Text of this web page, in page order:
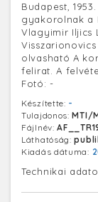
Budapest,
gyakorolnak a
Vlagyimir Iljics
olvasható A
felirat. A
Fotó: -
Készítette: -
Tulajdonos:MTI/
Fájlnév:
Láthatóság:
Kiadás dátuma:
Technikai